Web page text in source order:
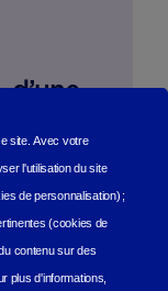
d’une
est à
soit pour
…..
site.Avec votre
l'utilisation du site
de personnalisation) ;
(cookies de
contenu sur des
plus d'informations,